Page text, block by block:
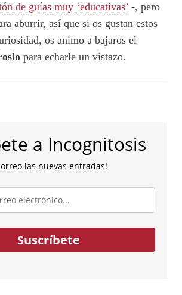
de guías muy ‘educativas’ -, pero
aburrir, así que si os gustan estos
os animo a bajaros el
para echarle un vistazo.
a Incognitosis
las nuevas entradas!
Suscríbete